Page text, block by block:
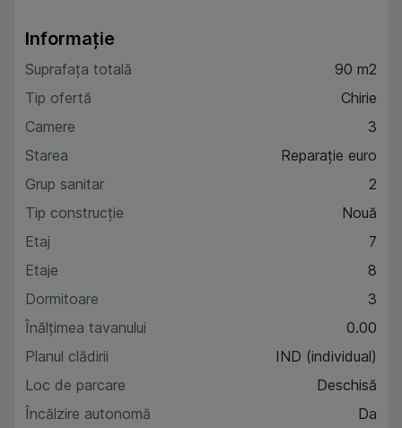
Informație
Suprafața totală
90 m2
Tip ofertă
Chirie
Camere
3
Starea
Reparație euro
Grup sanitar
2
Tip construcție
Nouă
Etaj
7
Etaje
8
Dormitoare
3
Înălțimea tavanului
0.00
Planul clădirii
IND (individual)
Loc de parcare
Deschisă
Încălzire autonomă
Da